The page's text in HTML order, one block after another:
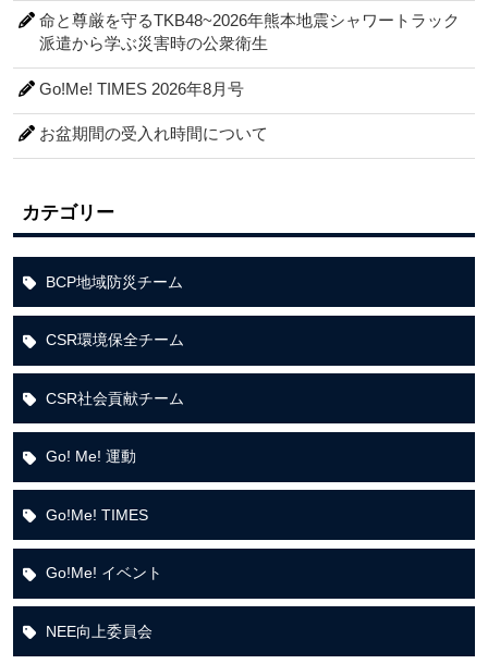
命と尊厳を守るTKB48~2026年熊本地震シャワートラック
派遣から学ぶ災害時の公衆衛生
Go!Me! TIMES 2026年8月号
お盆期間の受入れ時間について
カテゴリー
BCP地域防災チーム
CSR環境保全チーム
CSR社会貢献チーム
Go! Me! 運動
Go!Me! TIMES
Go!Me! イベント
NEE向上委員会